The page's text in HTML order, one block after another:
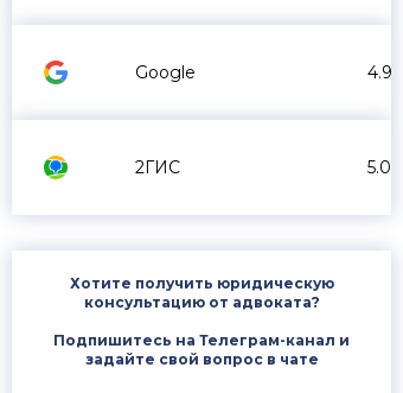
Google 4.9
2ГИС 5.0
Хотите получить юридическую
консультацию от адвоката?
Подпишитесь на Телеграм-канал и
задайте свой вопрос в чате